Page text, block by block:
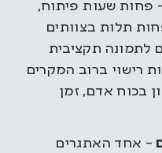
פחות שעות פיתוח,
תלות בצוותים
לתמונה תקציבית
רישוי ברוב המקרים
בכוח אדם, זמן
– אחד האתגרים